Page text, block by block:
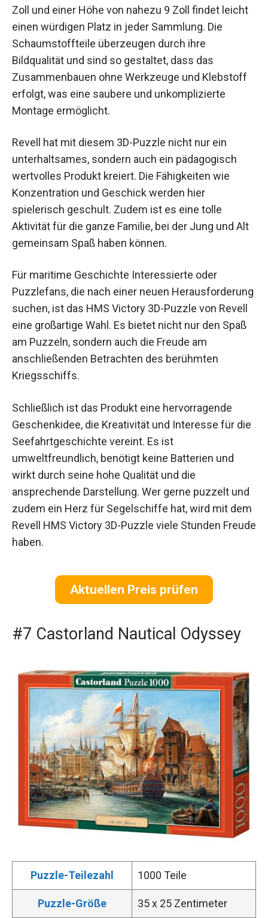
Zoll und einer Höhe von nahezu 9 Zoll findet leicht
einen würdigen Platz in jeder Sammlung. Die
Schaumstoffteile überzeugen durch ihre
Bildqualität und sind so gestaltet, dass das
Zusammenbauen ohne Werkzeuge und Klebstoff
erfolgt, was eine saubere und unkomplizierte
Montage ermöglicht.
Revell hat mit diesem 3D-Puzzle nicht nur ein
unterhaltsames, sondern auch ein pädagogisch
wertvolles Produkt kreiert. Die Fähigkeiten wie
Konzentration und Geschick werden hier
spielerisch geschult. Zudem ist es eine tolle
Aktivität für die ganze Familie, bei der Jung und Alt
gemeinsam Spaß haben können.
Für maritime Geschichte Interessierte oder
Puzzlefans, die nach einer neuen Herausforderung
suchen, ist das HMS Victory 3D-Puzzle von Revell
eine großartige Wahl. Es bietet nicht nur den Spaß
am Puzzeln, sondern auch die Freude am
anschließenden Betrachten des berühmten
Kriegsschiffs.
Schließlich ist das Produkt eine hervorragende
Geschenkidee, die Kreativität und Interesse für die
Seefahrtgeschichte vereint. Es ist
umweltfreundlich, benötigt keine Batterien und
wirkt durch seine hohe Qualität und die
ansprechende Darstellung. Wer gerne puzzelt und
zudem ein Herz für Segelschiffe hat, wird mit dem
Revell HMS Victory 3D-Puzzle viele Stunden Freude
haben.
Aktuellen Preis prüfen
#7 Castorland Nautical Odyssey
Puzzle-Teilezahl 1000 Teile
Puzzle-Größe 35 x 25 Zentimeter